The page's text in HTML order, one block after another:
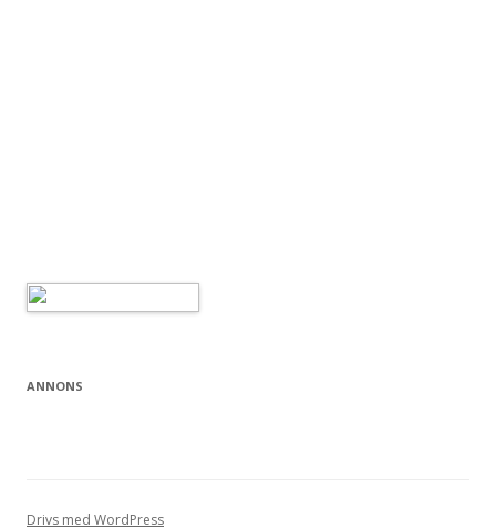
ANNONS
Drivs med WordPress